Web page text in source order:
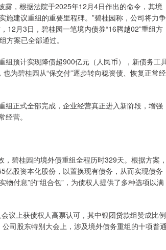
，根据法院于2025年12月4日作出的命令，其境
施建议重组的重要里程碑。”碧桂园称，公司将力争
12月3日，碧桂园一笔境内债券“16腾越02”重组方
案已全部通过。
预计实现降债超900亿元（人民币），新债务工
为碧桂园从“保交付”逐步转向稳资债、恢复正常经
正式全部完成，企业经营真正进入新阶段，增强
营。
碧桂园的境外债重组全程历时329天。根据方案，
股资本化股份，以置换现有债务，从而实现债务
付息”的“组合包”，为债权人提供了多种选项以满
上获债权人高票认可，其中银团贷款组赞成比例
司股东特别大会上，涉及境外债务重组的十项普通
沪深300 4694.44 43.13 0.93%